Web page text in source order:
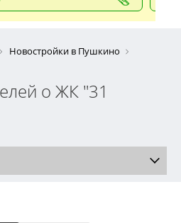
Новостройки в Пушкино
о ЖК "31